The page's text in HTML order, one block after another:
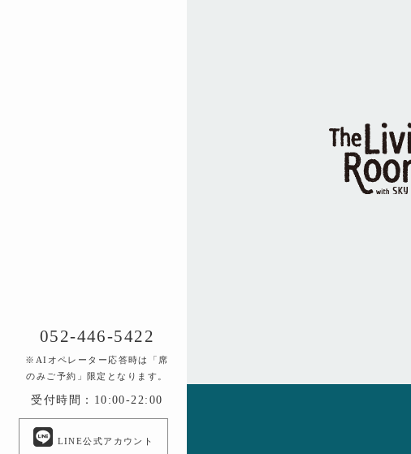
052-446-5422
※AIオペレーター応答時は「席
のみご予約」限定となります。
受付時間：10:00-22:00
LINE公式アカウント